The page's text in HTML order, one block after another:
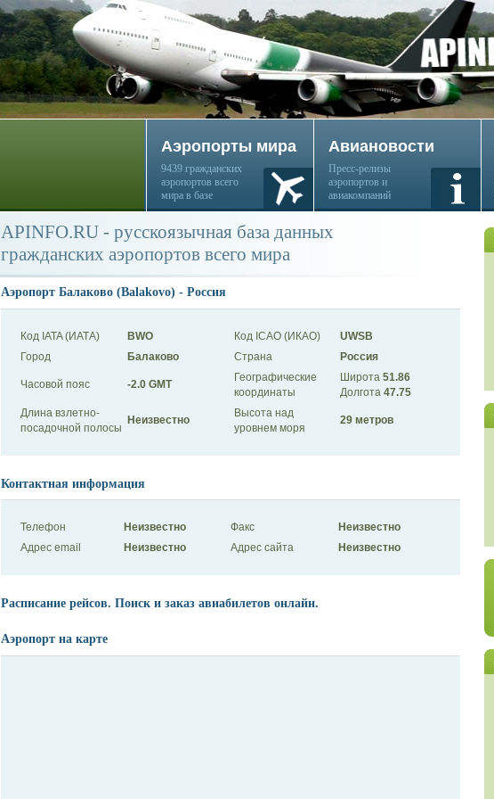
Аэропорты мира
9439 гражданских
аэропортов всего
мира в базе
Авиановости
Пресс-релизы
аэропортов и
авиакомпаний
APINFO.RU - русскоязычная база данных
гражданских аэропортов всего мира
Аэропорт Балаково (Balakovo) - Россия
Код IATA (ИАТА) BWO Код ICAO (ИКАО)
UWSB
Город
Балаково Страна Россия
Часовой пояс -2.0 GMT
Географические
координаты
Широта 51.86
Долгота 47.75
Длина взлетно-
посадочной полосы
Неизвестно
Высота над
уровнем моря
29 метров
Контактная информация
Телефон Неизвестно Факс
Неизвестно
Адрес email
Неизвестно Адрес сайта Неизвестно
Расписание рейсов. Поиск и заказ авиабилетов онлайн.
Аэропорт на карте